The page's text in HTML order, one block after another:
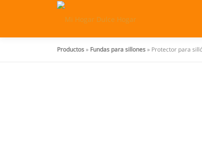
Productos» Fundas para sillones» Protector para